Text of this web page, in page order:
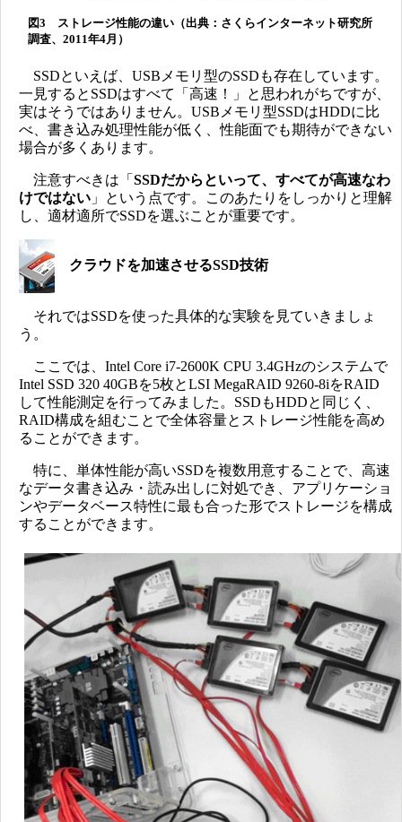
図3 ストレージ性能の違い（出典：さくらインターネット研究所
調査、2011年4月）
SSDといえば、USBメモリ型のSSDも存在しています。
一見するとSSDはすべて「高速！」と思われがちですが、
実はそうではありません。USBメモリ型SSDはHDDに比
べ、書き込み処理性能が低く、性能面でも期待ができない
場合が多くあります。
注意すべきは「 SSDだからといって、すべてが高速なわ
けではない 」という点です。このあたりをしっかりと理解
し、適材適所でSSDを選ぶことが重要です。
クラウドを加速させるSSD技術
それではSSDを使った具体的な実験を見ていきましょ
う。
ここでは、Intel Core i7-2600K CPU 3.4GHzのシステムで
Intel SSD 320 40GBを5枚とLSI MegaRAID 9260-8iをRAID
して性能測定を行ってみました。SSDもHDDと同じく、
RAID構成を組むことで全体容量とストレージ性能を高め
ることができます。
特に、単体性能が高いSSDを複数用意することで、高速
なデータ書き込み・読み出しに対処でき、アプリケーショ
ンやデータベース特性に最も合った形でストレージを構成
することができます。